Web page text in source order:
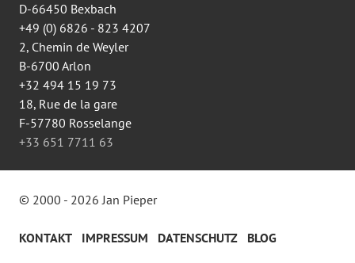
D-66450 Bexbach
+49 (0) 6826 - 823 4207
2, Chemin de Weyler
B-6700 Arlon
+32 494 15 19 73
18, Rue de la gare
F-57780 Rosselange
+33 651 7711 63
© 2000 - 2026 Jan Pieper
KONTAKT IMPRESSUM DATENSCHUTZ BLOG